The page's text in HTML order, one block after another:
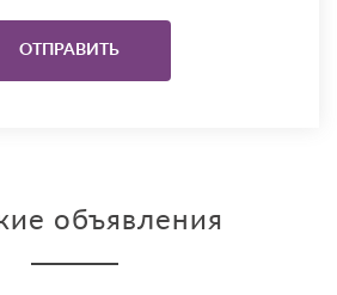
объявления